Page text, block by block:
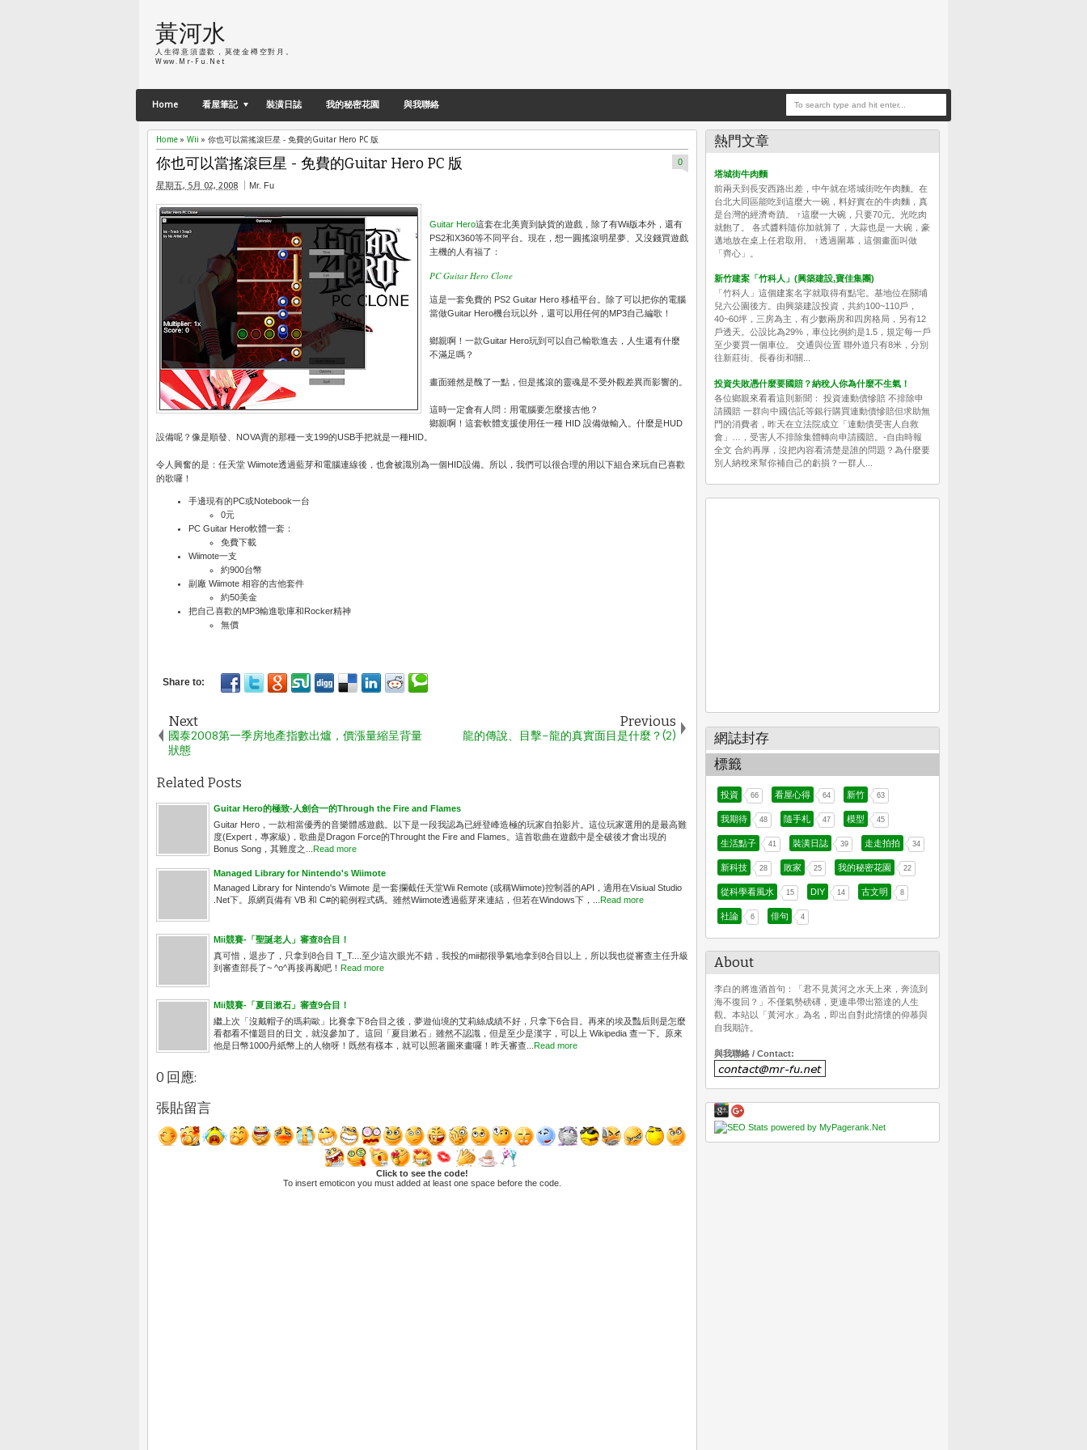
黃河水
人生得意須盡歡，莫使金樽空對月。
Www.Mr-Fu.net
Home 看屋筆記 裝潢日誌 我的秘密花園 與我聯絡
Home » Wii » 你也可以當搖滾巨星 - 免費的Guitar Hero PC 版
你也可以當搖滾巨星 - 免費的Guitar Hero PC 版
星期五, 5月 02, 2008 Mr. Fu
0
Guitar Hero這套在北美賣到缺貨的遊戲，除了有Wii版本外，還有
PS2和X360等不同平台。現在，想一圓搖滾明星夢、又沒錢買遊戲
主機的人有福了：
PC Guitar Hero Clone
這是一套免費的 PS2 Guitar Hero 移植平台。除了可以把你的電腦
當做Guitar Hero機台玩以外，還可以用任何的MP3自己編歌！
鄉親啊！一款Guitar Hero玩到可以自己輸歌進去，人生還有什麼
不滿足嗎？
畫面雖然是醜了一點，但是搖滾的靈魂是不受外觀差異而影響的。
這時一定會有人問：用電腦要怎麼接吉他？
鄉親啊！這套軟體支援使用任一種 HID 設備做輸入。什麼是HUD
設備呢？像是順發、NOVA賣的那種一支199的USB手把就是一種HID。
令人興奮的是：任天堂 Wiimote透過藍芽和電腦連線後，也會被識別為一個HID設備。所以，我們可以很合理的用以下組合來玩自已喜歡
的歌囉！
手邊現有的PC或Notebook一台
0元
PC Guitar Hero軟體一套：
免費下載
Wiimote一支
約900台幣
副廠 Wiimote 相容的吉他套件
約50美金
把自己喜歡的MP3輸進歌庫和Rocker精神
無價
Next
國泰2008第一季房地產指數出爐，價漲量縮呈背量
狀態
Previous
龍的傳說、目擊–龍的真實面目是什麼？(2)
Related Posts
Guitar Hero的極致-人劍合一的Through the Fire and Flames
Guitar Hero，一款相當優秀的音樂體感遊戲。以下是一段我認為已經登峰造極的玩家自拍影片。這位玩家選用的是最高難
度(Expert，專家級)，歌曲是Dragon Force的Throught the Fire and Flames。這首歌曲在遊戲中是全破後才會出現的
Bonus Song，其難度之... Read more
Managed Library for Nintendo's Wiimote
Managed Library for Nintendo's Wiimote 是一套攔截任天堂Wii Remote (或稱Wiimote)控制器的API，適用在Visiual Studio
.Net下。原網頁備有 VB 和 C#的範例程式碼。雖然Wiimote透過藍芽來連結，但若在Windows下，... Read more
Mii競賽-「聖誕老人」審查8合目！
真可惜，退步了，只拿到8合目 T_T....至少這次眼光不錯，我投的mii都很爭氣地拿到8合目以上，所以我也從審查主任升級
到審查部長了~ ^o^再接再勵吧！ Read more
Mii競賽-「夏目漱石」審查9合目！
繼上次「沒戴帽子的瑪莉歐」比賽拿下8合目之後，夢遊仙境的艾莉絲成績不好，只拿下6合目。再來的埃及豔后則是怎麼
看都看不懂題目的日文，就沒參加了。這回「夏目漱石」雖然不認識，但是至少是漢字，可以上 Wikipedia 查一下。原來
他是日幣1000丹紙幣上的人物呀！既然有樣本，就可以照著圖來畫囉！昨天審查... Read more
0 回應:
張貼留言
Click to see the code!
To insert emoticon you must added at least one space before the code.
熱門文章
塔城街牛肉麵
前兩天到長安西路出差，中午就在塔城街吃午肉麵。在
台北大同區能吃到這麼大一碗，料好實在的牛肉麵，真
是台灣的經濟奇蹟。 ↑這麼一大碗，只要70元。光吃肉
就飽了。 各式醬料隨你加就算了，大蒜也是一大碗，豪
邁地放在桌上任君取用。 ↑透過圍幕，這個畫面叫做
「齊心」。
新竹建案「竹科人」(興築建設,寶佳集團)
「竹科人」這個建案名字就取得有點宅。基地位在關埔
兒六公園後方。由興築建設投資，共約100~110戶，
40~60坪，三房為主，有少數兩房和四房格局，另有12
戶透天。公設比為29%，車位比例約是1.5，規定每一戶
至少要買一個車位。 交通與位置 聯外道只有8米，分別
往新莊街、長春街和關...
投資失敗憑什麼要國賠？納稅人你為什麼不生氣！
各位鄉親來看看這則新聞： 投資連動債慘賠 不排除申
請國賠 一群向中國信託等銀行購買連動債慘賠但求助無
門的消費者，昨天在立法院成立「連動債受害人自救
會」…，受害人不排除集體轉向申請國賠。-自由時報
全文 合約再厚，沒把內容看清楚是誰的問題？為什麼要
別人納稅來幫你補自己的虧損？一群人...
網誌封存
標籤
投資 66 看屋心得 64 新竹 63
我期待 48 隨手札 47 模型 45
生活點子 41 裝潢日誌 39 走走拍拍 34
新科技 28 敗家 25 我的秘密花園 22
從科學看風水 15 DIY 14 古文明 8
社論 6 俳句 4
About
李白的將進酒首句：「君不見黃河之水天上來，奔流到
海不復回？」不僅氣勢磅礡，更連串帶出豁達的人生
觀。本站以「黃河水」為名，即出自對此情懷的仰慕與
自我期許。
與我聯絡 / Contact: